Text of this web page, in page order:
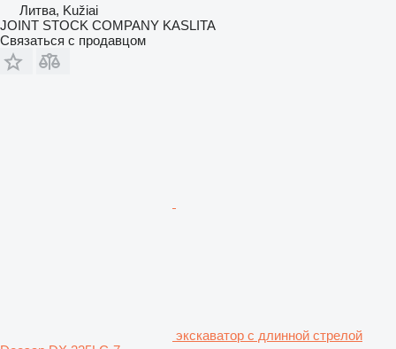
Литва, Kužiai
JOINT STOCK COMPANY KASLITA
Связаться с продавцом
экскаватор с длинной стрелой